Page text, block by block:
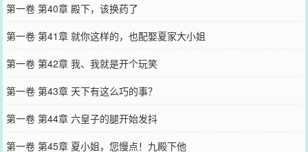
第一卷 第40章 殿下，该换药了
第一卷 第41章 就你这样的，也配娶夏家大小姐
第一卷 第42章 我、我就是开个玩笑
第一卷 第43章 天下有这么巧的事？
第一卷 第44章 六皇子的腿开始发抖
第一卷 第45章 夏小姐，您慢点！九殿下他